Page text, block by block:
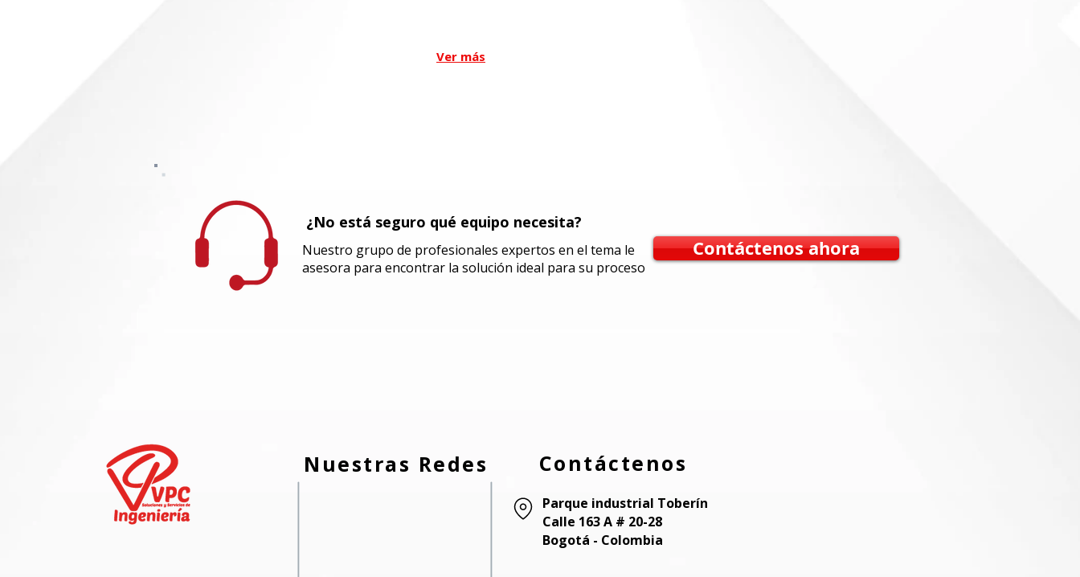
Ver más
¿No está seguro qué equipo necesita?
Nuestro grupo de profesionales expertos en el tema le
asesora para encontrar la solución ideal para su proceso
Contáctenos ahora
Nuestras Redes Contáctenos
Parque industrial Toberín
Calle 163 A # 20-28
Bogotá - Colombia